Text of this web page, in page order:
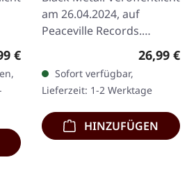
im
Preis:
€
am 26.04.2024, auf
Peaceville Records.
Schwarzes Vinyl. "It
Beckons Us All" ist ein
weiteres abenteuerliches
Eintauchen…
26,99 €
Sofort verfügbar,
Lieferzeit: 1-2 Werktage
HINZUFÜGEN